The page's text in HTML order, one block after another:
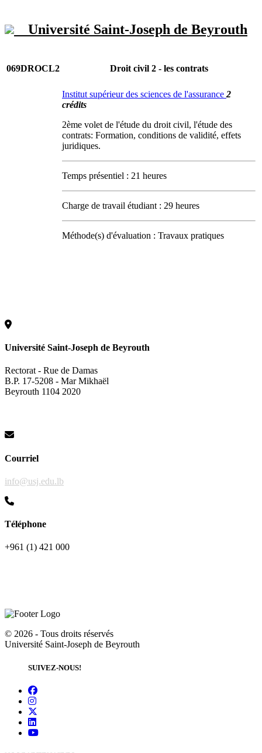
Université Saint-Joseph de Beyrouth
069DROCL2 Droit civil 2 - les contrats
Institut supérieur des sciences de l'assurance 2
crédits
2ème volet de l'étude du droit civil, l'étude des
contrats: Formation, conditions de validité, effets
juridiques.
Temps présentiel : 21 heures
Charge de travail étudiant : 29 heures
Méthode(s) d'évaluation : Travaux pratiques
Université Saint-Joseph de Beyrouth
Rectorat - Rue de Damas
B.P. 17-5208 - Mar Mikhaël
Beyrouth 1104 2020
Courriel
info@usj.edu.lb
Téléphone
+961 (1) 421 000
© 2026 - Tous droits réservés
Université Saint-Joseph de Beyrouth
SUIVEZ-NOUS!